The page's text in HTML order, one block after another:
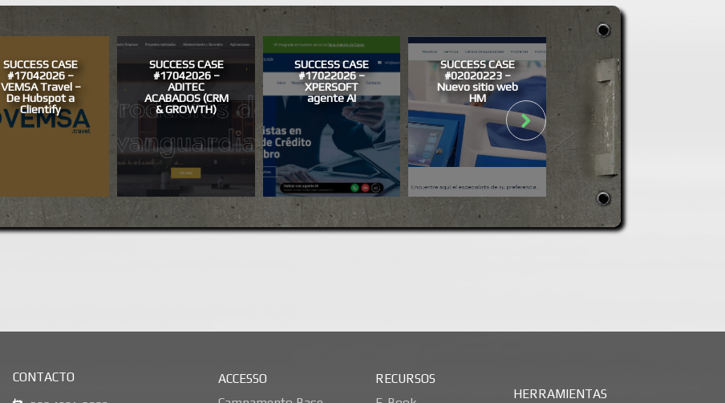
SUCCESS CASE
#17042026 –
VEMSA Travel –
De Hubspot a
Clientify
SUCCESS CASE
#17042026 –
ADITEC
ACABADOS (CRM
& GROWTH)
SUCCESS CASE
#17022026 –
XPERSOFT
agente AI
SUCCESS CASE
#02020223 –
Nuevo sitio web
HM
SUCCESS CASE
#01122018 –
CLIENTIFY
CONTACTO
ACCESSO
RECURSOS
HERRAMIENTAS